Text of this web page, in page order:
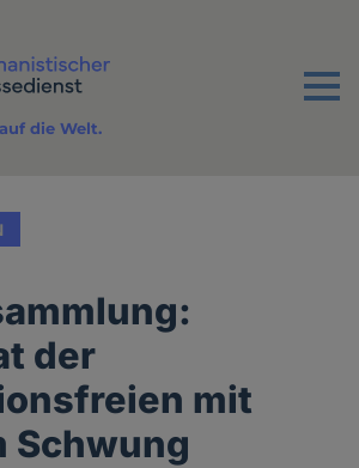
Menu
die Welt.
der
mit
Schwung